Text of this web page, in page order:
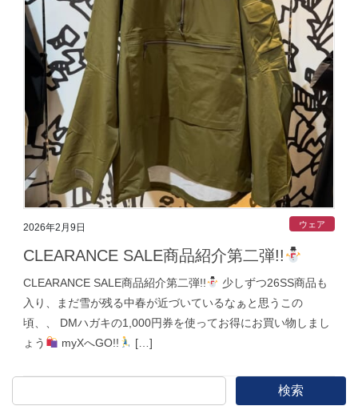
2026年2月9日 ウェア
CLEARANCE SALE商品紹介第二弾!!
CLEARANCE SALE商品紹介第二弾!!
少しずつ26SS商品も
入り、まだ雪が残る中春が近づいているなぁと思うこの
頃、、 DMハガキの1,000円券を使ってお得にお買い物しまし
ょう
myXへGO!! […]
検索